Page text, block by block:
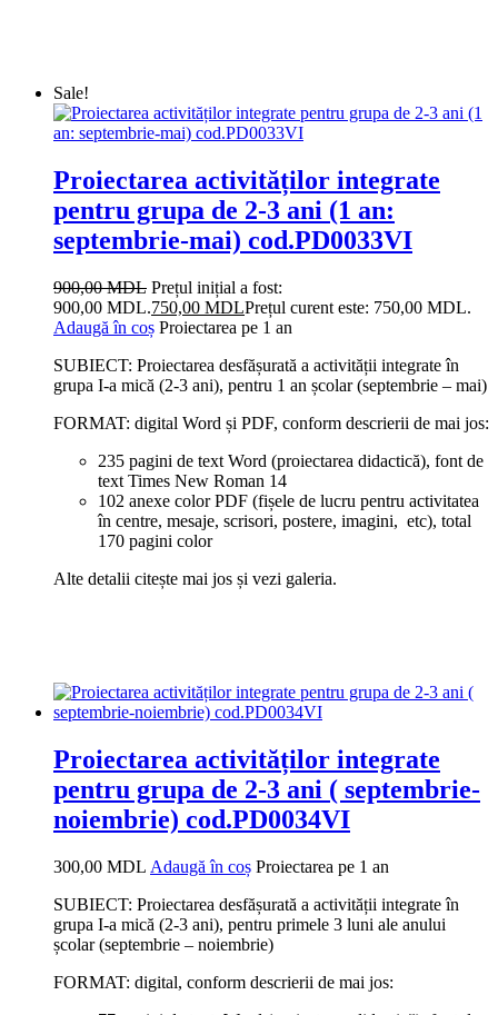
Sale!
Proiectarea activităților integrate
pentru grupa de 2-3 ani (1 an:
septembrie-mai) cod.PD0033VI
900,00MDL Prețul inițial a fost:
900,00 MDL.750,00 MDLPrețul curent este: 750,00 MDL.
Adaugă în coș Proiectarea pe 1 an
SUBIECT: Proiectarea desfășurată a activității integrate în
grupa I-a mică (2-3 ani), pentru 1 an școlar (septembrie – mai)
FORMAT: digital Word și PDF, conform descrierii de mai jos:
235 pagini de text Word (proiectarea didactică), font de
text Times New Roman 14
102 anexe color PDF (fișele de lucru pentru activitatea
în centre, mesaje, scrisori, postere, imagini, etc), total
170 pagini color
Alte detalii citește mai jos și vezi galeria.
Proiectarea activităților integrate
pentru grupa de 2-3 ani ( septembrie-
noiembrie) cod.PD0034VI
300,00 MDL Adaugă în coș Proiectarea pe 1 an
SUBIECT: Proiectarea desfășurată a activității integrate în
grupa I-a mică (2-3 ani), pentru primele 3 luni ale anului
școlar (septembrie – noiembrie)
FORMAT: digital, conform descrierii de mai jos: